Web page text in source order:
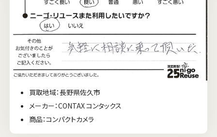
買取地域：長野県佐久市
メーカー：CONTAX コンタックス
商品：コンパクトカメラ